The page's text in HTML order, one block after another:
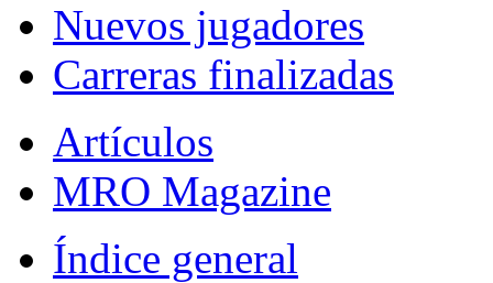
Nuevos jugadores
Carreras finalizadas
Artículos
MRO Magazine
Índice general